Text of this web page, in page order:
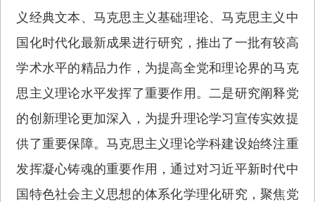
义经典文本、马克思主义基础理论、马克思主义中
国化时代化最新成果进行研究，推出了一批有较高
学术水平的精品力作，为提高全党和理论界的马克
思主义理论水平发挥了重要作用。二是研究阐释党
的创新理论更加深入，为提升理论学习宣传实效提
供了重要保障。马克思主义理论学科建设始终注重
发挥凝心铸魂的重要作用，通过对习近平新时代中
国特色社会主义思想的体系化学理化研究，聚焦党